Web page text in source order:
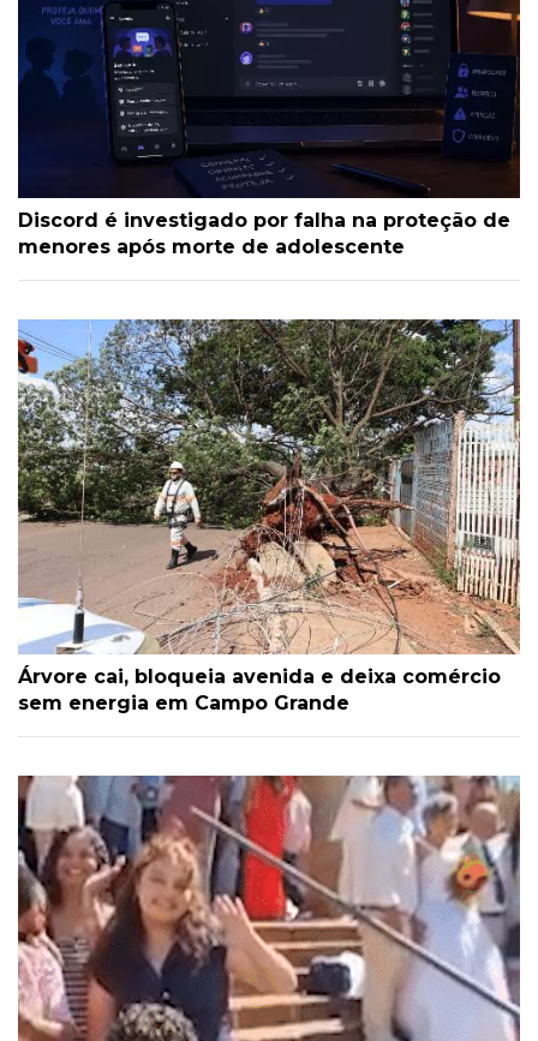
Discord é investigado por falha na proteção de
menores após morte de adolescente
Árvore cai, bloqueia avenida e deixa comércio
sem energia em Campo Grande